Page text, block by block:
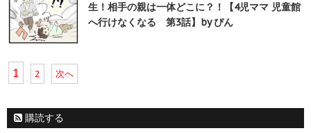
生！相手の親は一体どこに？！【4児ママ 児童館
へ行けなくなる 第3話】by ぴん
1 2 次へ
購読する